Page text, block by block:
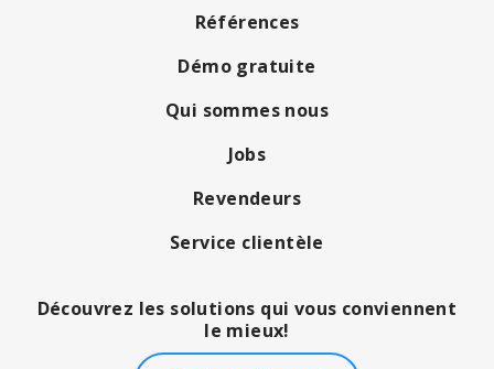
Références
Démo gratuite
Qui sommes nous
Jobs
Revendeurs
Service clientèle
Découvrez les solutions qui vous conviennent
le mieux!